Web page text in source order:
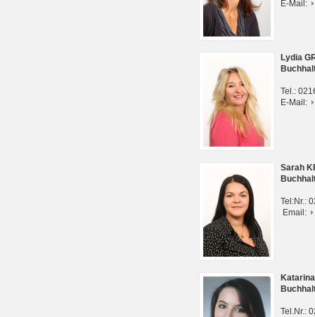
E-Mail:
Lydia
Tel.:
E-Mail:
Sarah
Tel:Nr.:
Email:
Tel.Nr.: